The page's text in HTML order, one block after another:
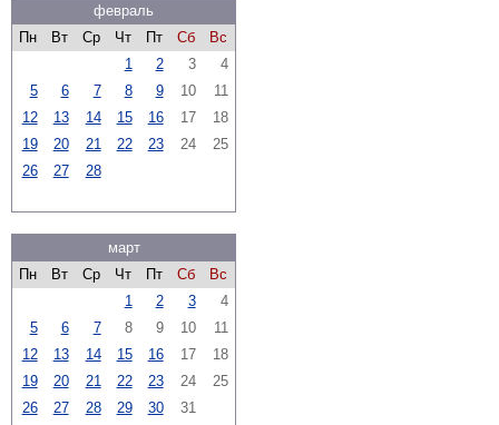
февраль
Пн
Вт Ср Чт Пт Сб
Вс
1
2 3
4
5
6 7 8 9 10
11
12
13 14 15 16 17
18
19
20 21 22 23 24
25
26
27 28
март
Пн
Вт Ср Чт Пт Сб
Вс
1
2 3
4
5
6 7 8 9 10
11
12
13 14 15 16 17
18
19
20 21 22 23 24
25
26
27 28 29 30 31